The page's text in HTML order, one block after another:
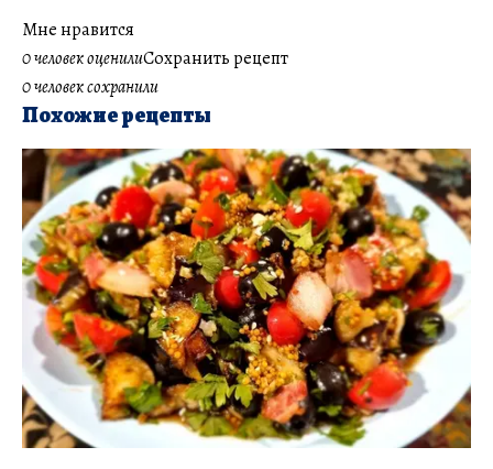
Мне нравится
0 человек оценилиСохранить рецепт
0 человек сохранили
Похожие рецепты